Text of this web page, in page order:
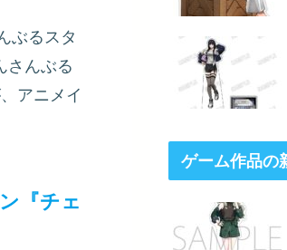
ぶるスタ
さんぶる
アニメイ
『チェ
ゲーム作品の